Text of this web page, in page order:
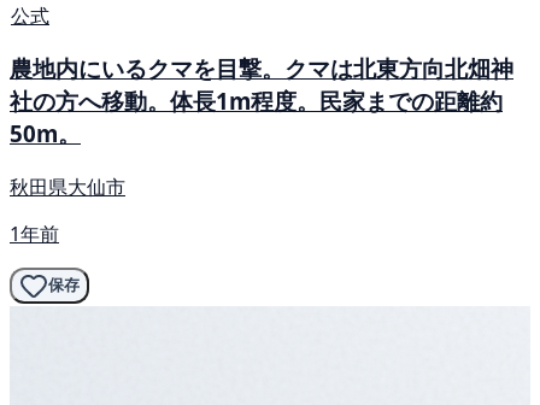
公式
農地内にいるクマを目撃。クマは北東方向北畑神
社の方へ移動。体長1m程度。民家までの距離約
50m。
秋田県大仙市
1年前
保存